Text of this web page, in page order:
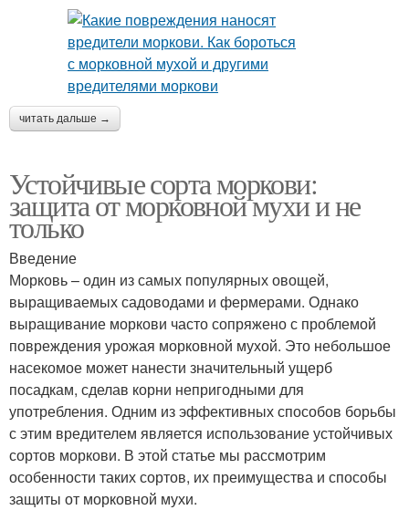
читать дальше →
Устойчивые сорта моркови:
защита от морковной мухи и не
только
Введение
Морковь – один из самых популярных овощей,
выращиваемых садоводами и фермерами. Однако
выращивание моркови часто сопряжено с проблемой
повреждения урожая морковной мухой. Это небольшое
насекомое может нанести значительный ущерб
посадкам, сделав корни непригодными для
употребления. Одним из эффективных способов борьбы
с этим вредителем является использование устойчивых
сортов моркови. В этой статье мы рассмотрим
особенности таких сортов, их преимущества и способы
защиты от морковной мухи.